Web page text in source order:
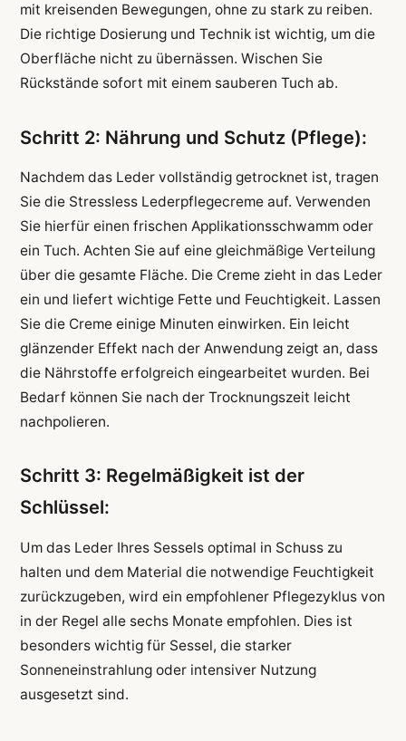
mit kreisenden Bewegungen, ohne zu stark zu reiben.
Die richtige Dosierung und Technik ist wichtig, um die
Oberfläche nicht zu übernässen. Wischen Sie
Rückstände sofort mit einem sauberen Tuch ab.
Schritt 2: Nährung und Schutz (Pflege):
Nachdem das Leder vollständig getrocknet ist, tragen
Sie die Stressless Lederpflegecreme auf. Verwenden
Sie hierfür einen frischen Applikationsschwamm oder
ein Tuch. Achten Sie auf eine gleichmäßige Verteilung
über die gesamte Fläche. Die Creme zieht in das Leder
ein und liefert wichtige Fette und Feuchtigkeit. Lassen
Sie die Creme einige Minuten einwirken. Ein leicht
glänzender Effekt nach der Anwendung zeigt an, dass
die Nährstoffe erfolgreich eingearbeitet wurden. Bei
Bedarf können Sie nach der Trocknungszeit leicht
nachpolieren.
Schritt 3: Regelmäßigkeit ist der
Schlüssel:
Um das Leder Ihres Sessels optimal in Schuss zu
halten und dem Material die notwendige Feuchtigkeit
zurückzugeben, wird ein empfohlener Pflegezyklus von
in der Regel alle sechs Monate empfohlen. Dies ist
besonders wichtig für Sessel, die starker
Sonneneinstrahlung oder intensiver Nutzung
ausgesetzt sind.